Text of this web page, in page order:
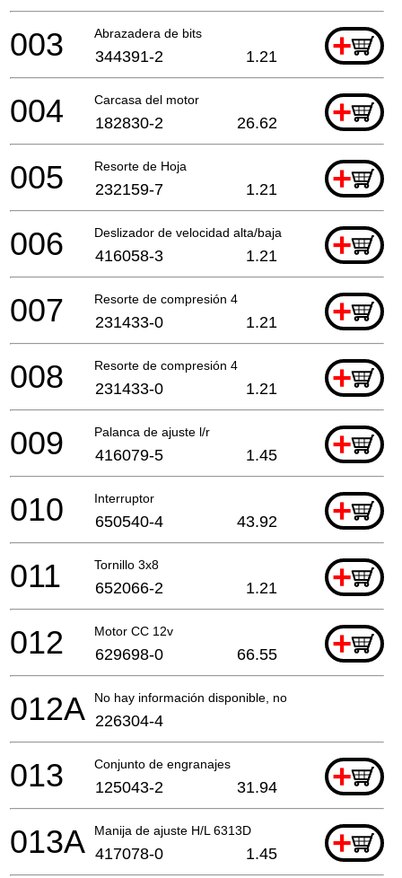
Abrazadera de bits +
003 344391-2 1.21
Carcasa del motor +
004 182830-2 26.62
Resorte de Hoja +
005 232159-7 1.21
Deslizador de velocidad alta/baja +
006 416058-3 1.21
Resorte de compresión 4 +
007 231433-0 1.21
Resorte de compresión 4 +
008 231433-0 1.21
Palanca de ajuste l/r +
009 416079-5 1.45
Interruptor +
010 650540-4 43.92
Tornillo 3x8 +
011 652066-2 1.21
Motor CC 12v +
012 629698-0 66.55
No hay información disponible, no se puede pedir
012A 226304-4
Conjunto de engranajes +
013 125043-2 31.94
Manija de ajuste H/L 6313D +
013A 417078-0 1.45